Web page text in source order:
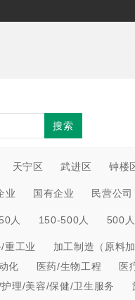
搜索
天宁区 武进区 钟楼
业 国有企业 民营公司
人 150-500人 500
重工业 加工制造（原料
化
医药/生物工程 医
护理/美容/保健/卫生服务